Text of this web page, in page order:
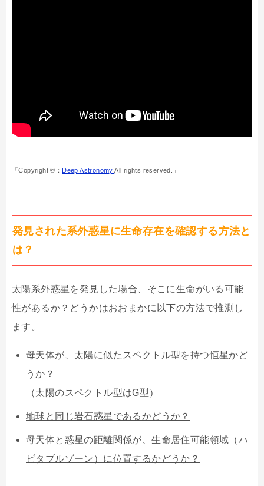
「Copyright ©： Deep AstronomyAll rights reserved.」
発見された系外惑星に生命存在を確認する方法と
は？
太陽系外惑星を発見した場合、そこに生命がいる可能
性があるか？どうかはおおまかに以下の方法で推測し
ます。
母天体が、太陽に似たスペクトル型を持つ恒星かど
うか？
（太陽のスペクトル型はG型）
地球と同じ岩石惑星であるかどうか？
母天体と惑星の距離関係が、生命居住可能領域（ハ
ビタブルゾーン）に位置するかどうか？